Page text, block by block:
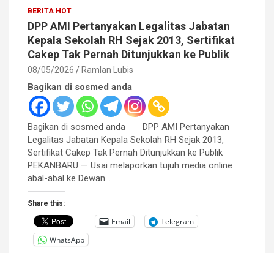
BERITA HOT
DPP AMI Pertanyakan Legalitas Jabatan
Kepala Sekolah RH Sejak 2013, Sertifikat
Cakep Tak Pernah Ditunjukkan ke Publik
08/05/2026 Ramlan Lubis
Bagikan di sosmed anda
Bagikan di sosmed anda DPP AMI Pertanyakan
Legalitas Jabatan Kepala Sekolah RH Sejak 2013,
Sertifikat Cakep Tak Pernah Ditunjukkan ke Publik
PEKANBARU — Usai melaporkan tujuh media online
abal-abal ke Dewan…
Share this:
Email
Telegram
WhatsApp